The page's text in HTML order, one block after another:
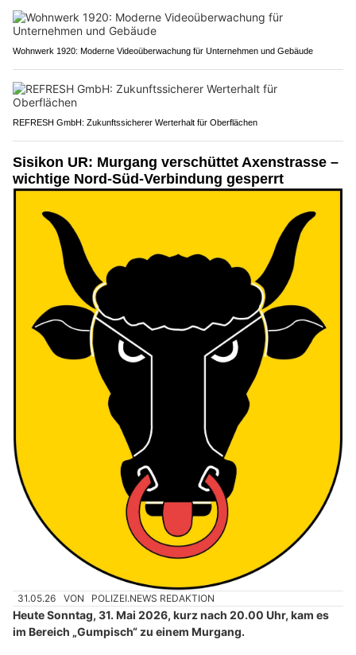
Wohnwerk 1920: Moderne Videoüberwachung für Unternehmen und Gebäude
REFRESH GmbH: Zukunftssicherer Werterhalt für Oberflächen
Sisikon UR: Murgang verschüttet Axenstrasse –
wichtige Nord-Süd-Verbindung gesperrt
31.05.26 VON POLIZEI.NEWS REDAKTION
Heute Sonntag, 31. Mai 2026, kurz nach 20.00 Uhr, kam es
im Bereich „Gumpisch“ zu einem Murgang.